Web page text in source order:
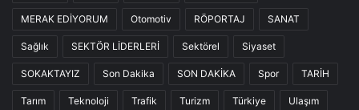
MERAK EDİYORUM Otomotiv RÖPORTAJ SANAT
Sağlık SEKTÖR LİDERLERİ Sektörel Siyaset
SOKAKTAYIZ Son Dakika SON DAKİKA Spor TARİH
Tarım Teknoloji Trafik Turizm Türkiye Ulaşım